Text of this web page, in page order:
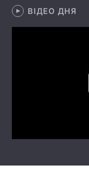
Відео з Youtube
ВІДЕО ДНЯ